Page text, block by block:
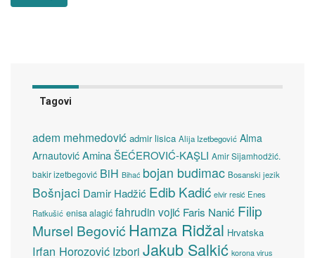
Tagovi
adem mehmedović admir lisica Alija Izetbegović Alma
Arnautović Amina ŠEĆEROVIĆ-KAŞLI Amir Sijamhodžić.
bakir izetbegović BiH Bihać bojan budimac Bosanski jezik
Bošnjaci Damir Hadžić Edib Kadić elvir resić Enes
Ratkušić enisa alagić fahrudin vojić Faris Nanić Filip
Mursel Begović Hamza Ridžal Hrvatska
Irfan Horozović Izbori Jakub Salkić korona virus